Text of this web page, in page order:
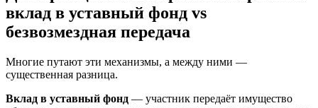
вклад в уставный фонд vs
безвозмездная передача
Многие путают эти механизмы, а между ними —
существенная разница.
Вклад в уставный фонд — участник передаёт имущество